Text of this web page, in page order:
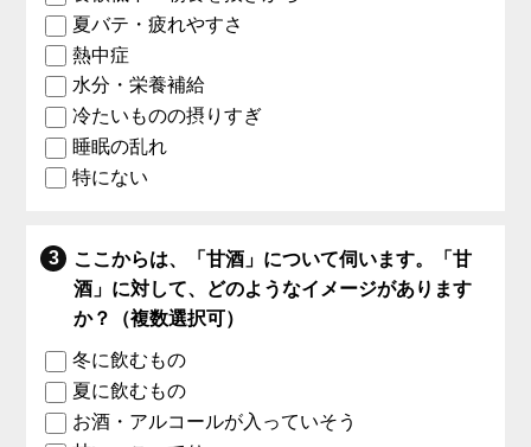
夏バテ・疲れやすさ
熱中症
水分・栄養補給
冷たいものの摂りすぎ
睡眠の乱れ
特にない
ここからは、「甘酒」について伺います。「甘
酒」に対して、どのようなイメージがあります
か？（複数選択可）
冬に飲むもの
夏に飲むもの
お酒・アルコールが入っていそう